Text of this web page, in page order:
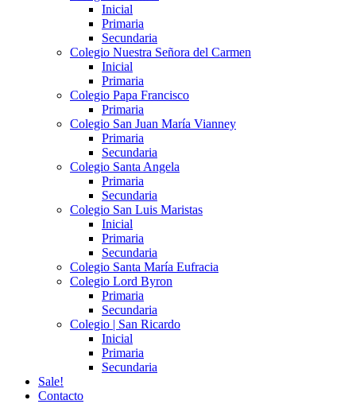
Inicial
Primaria
Secundaria
Colegio Nuestra Señora del Carmen
Inicial
Primaria
Colegio Papa Francisco
Primaria
Colegio San Juan María Vianney
Primaria
Secundaria
Colegio Santa Angela
Primaria
Secundaria
Colegio San Luis Maristas
Inicial
Primaria
Secundaria
Colegio Santa María Eufracia
Colegio Lord Byron
Primaria
Secundaria
Colegio | San Ricardo
Inicial
Primaria
Secundaria
Sale!
Contacto